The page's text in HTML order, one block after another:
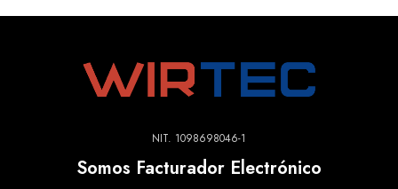
NIT. 1098698046-1
Somos Facturador Electrónico